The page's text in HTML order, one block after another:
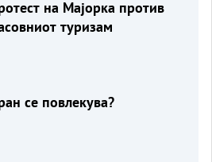
на Мајорка против
туризам
се повлекува?